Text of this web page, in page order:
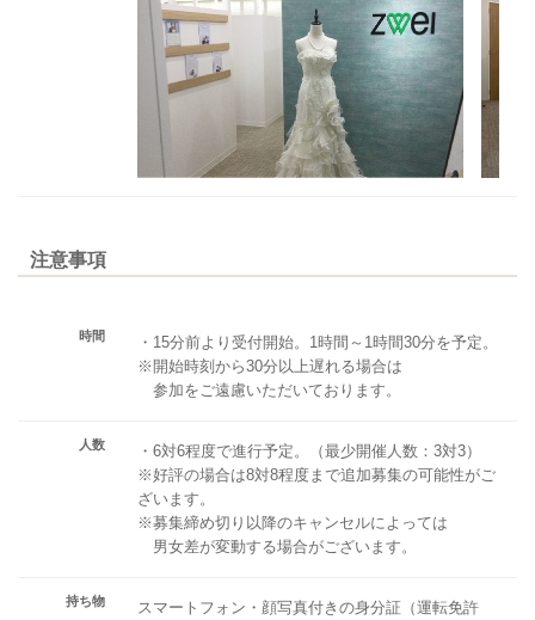
注意事項
時間
・15分前より受付開始。1時間～1時間30分を予定。
※開始時刻から30分以上遅れる場合は
参加をご遠慮いただいております。
人数
・6対6程度で進行予定。（最少開催人数：3対3）
※好評の場合は8対8程度まで追加募集の可能性がご
ざいます。
※募集締め切り以降のキャンセルによっては
男女差が変動する場合がございます。
持ち物
スマートフォン・顔写真付きの身分証（運転免許